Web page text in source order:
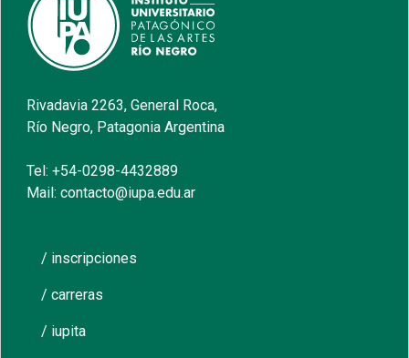
Rivadavia 2263, General Roca,
Río Negro, Patagonia Argentina
Tel: +54-0298-4432889
Mail: contacto@iupa.edu.ar
/ inscripciones
/ carreras
/ iupita